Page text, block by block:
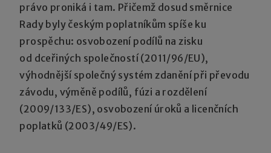
právo proniká i tam. Přičemž dosud směrnice
Rady byly českým poplatníkům spíše ku
prospěchu: osvobození podílů na zisku
od dceřiných společností (2011/96/EU),
výhodnější společný systém zdanění při převodu
závodu, výměně podílů, fúzi a rozdělení
(2009/133/ES), osvobození úroků a licenčních
poplatků (2003/49/ES).